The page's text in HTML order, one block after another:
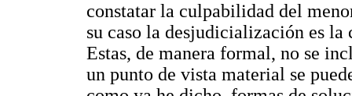
constatar la culpabilidad del
su caso la desjudicialización es
Estas, de manera formal, no se
un punto de vista material se